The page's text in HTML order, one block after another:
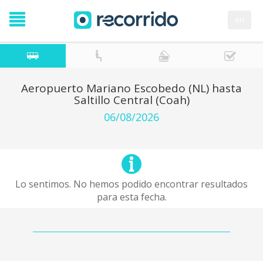
Aeropuerto Mariano Escobedo (NL) hasta
Saltillo Central (Coah)
06/08/2026
Lo sentimos. No hemos podido encontrar resultados
para esta fecha.